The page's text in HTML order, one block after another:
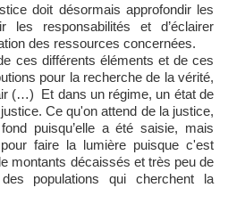
doit désormais approfondir les
les responsabilités et d’éclairer
des ressources concernées.
ces différents éléments et de ces
pour la recherche de la vérité,
(…) Et dans un régime, un état de
Ce qu'on attend de la justice,
puisqu’elle a été saisie, mais
faire la lumière puisque c'est
montants décaissés et très peu de
populations qui cherchent la